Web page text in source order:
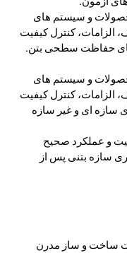
ملی ایران شماره ۲-۴۹۹: محصولات و سیستم های
الزامات، کنترل کیفیت
حفاظت سطحی بتن.
ملی ایران شماره ۳-۴۹۹: محصولات و سیستم های
الزامات، کنترل کیفیت
سازه ای و غیر سازه
و عملکرد صحیح
سازه بتنی پس از
ساخت و ساز مدرن